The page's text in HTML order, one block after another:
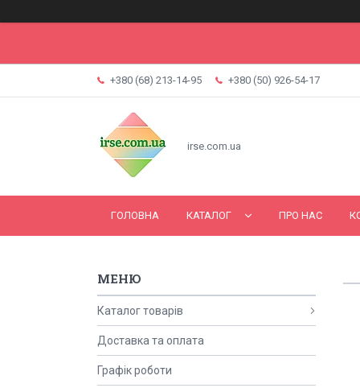
+380 (68) 213-14-95 +380 (50) 926-54-17
irse.com.ua
ГОЛОВНА КАТАЛОГ ПРО НАС
Каталог товарів
Доставка та оплата
Графік роботи